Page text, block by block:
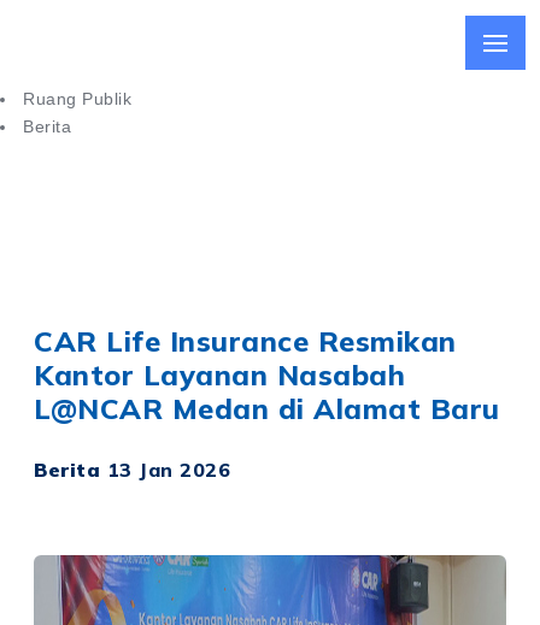
Ruang Publik
Berita
CAR Life Insurance Resmikan
Kantor Layanan Nasabah
L@NCAR Medan di Alamat Baru
Berita 13 Jan 2026